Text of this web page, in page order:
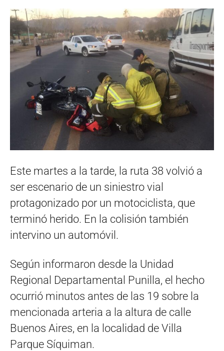
Este martes a la tarde, la ruta 38 volvió a
ser escenario de un siniestro vial
protagonizado por un motociclista, que
terminó herido. En la colisión también
intervino un automóvil.
Según informaron desde la Unidad
Regional Departamental Punilla, el hecho
ocurrió minutos antes de las 19 sobre la
mencionada arteria a la altura de calle
Buenos Aires, en la localidad de Villa
Parque Síquiman.